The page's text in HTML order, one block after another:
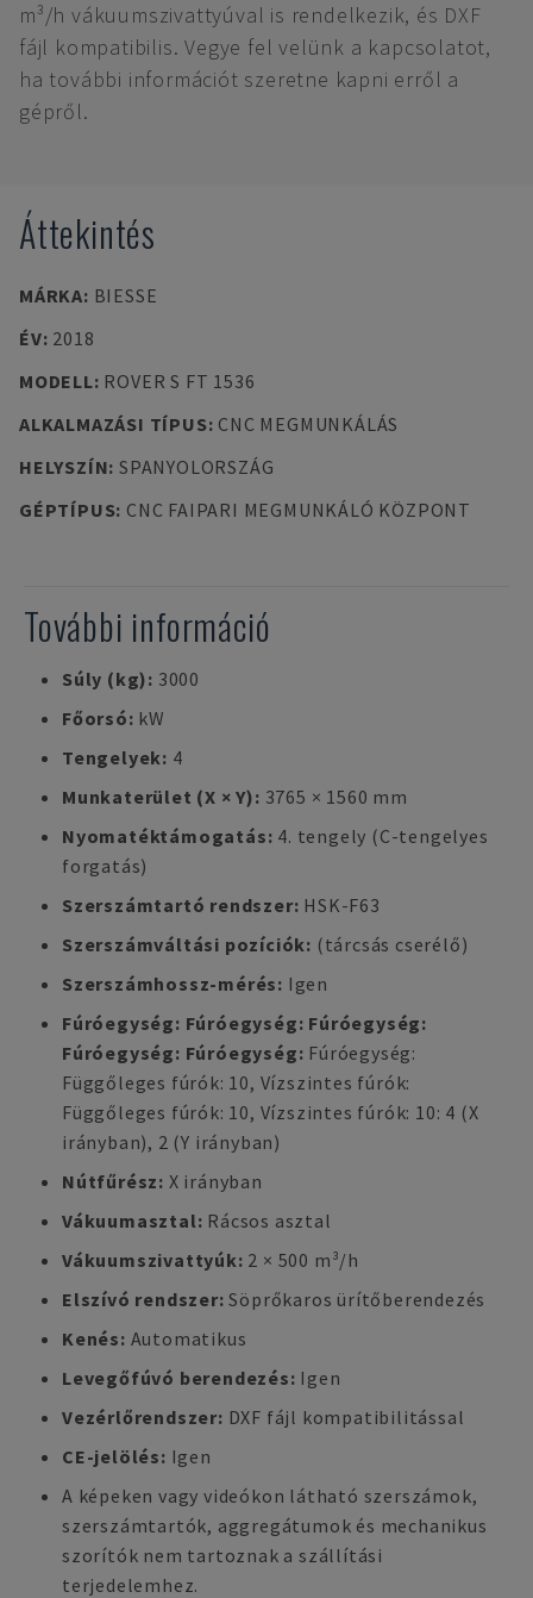
m³/h vákuumszivattyúval is rendelkezik, és DXF
fájl kompatibilis. Vegye fel velünk a kapcsolatot,
ha további információt szeretne kapni erről a
gépről.
Áttekintés
MÁRKA: BIESSE
ÉV: 2018
MODELL: ROVER S FT 1536
ALKALMAZÁSI TÍPUS: CNC MEGMUNKÁLÁS
HELYSZÍN: SPANYOLORSZÁG
GÉPTÍPUS: CNC FAIPARI MEGMUNKÁLÓ KÖZPONT
További információ
Súly (kg): 3000
Főorsó: kW
Tengelyek: 4
Munkaterület (X × Y): 3765 × 1560 mm
Nyomatéktámogatás: 4. tengely (C-tengelyes
forgatás)
Szerszámtartó rendszer: HSK-F63
Szerszámváltási pozíciók: (tárcsás cserélő)
Szerszámhossz-mérés: Igen
Fúróegység: Fúróegység: Fúróegység:
Fúróegység: Fúróegység: Fúróegység:
Függőleges fúrók: 10, Vízszintes fúrók:
Függőleges fúrók: 10, Vízszintes fúrók: 10: 4 (X
irányban), 2 (Y irányban)
Nútfűrész: X irányban
Vákuumasztal: Rácsos asztal
Vákuumszivattyúk: 2 × 500 m³/h
Elszívó rendszer: Söprőkaros ürítőberendezés
Kenés: Automatikus
Levegőfúvó berendezés: Igen
Vezérlőrendszer: DXF fájl kompatibilitással
CE-jelölés: Igen
A képeken vagy videókon látható szerszámok,
szerszámtartók, aggregátumok és mechanikus
szorítók nem tartoznak a szállítási
terjedelemhez.